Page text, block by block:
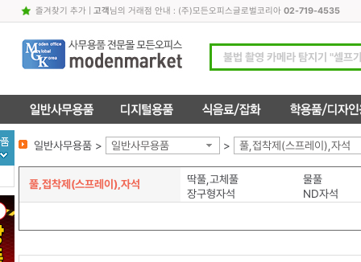
즐겨찾기 추가| 고객님의 거래점 안내 : (주)모든오피스글로벌코리아 02-719-4535
일반사무용품 > 일반사무용품 > 풀,접착제(스프레이),자석
풀,접착제(스프레이),자석 딱풀,고체풀
물풀
장구형자석
ND자석